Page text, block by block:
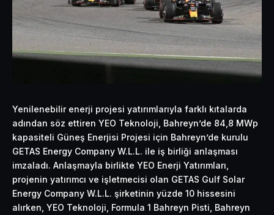
Yenilenebilir enerji projesi yatırımlarıyla farklı kıtalarda
adından söz ettiren YEO Teknoloji, Bahreyn’de 84,8 MWp
kapasiteli Güneş Enerjisi Projesi için Bahreyn’de kurulu
GETAS Energy Company W.L.L. ile iş birliği anlaşması
imzaladı. Anlaşmayla birlikte YEO Enerji Yatırımları,
projenin yatırımcı ve işletmecisi olan GETAS Gulf Solar
Energy Company W.L.L. şirketinin yüzde 10 hissesini
alırken, YEO Teknoloji, Formula 1 Bahreyn Pisti, Bahreyn